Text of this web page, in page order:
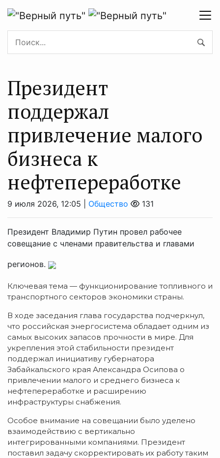
Президент
поддержал
привлечение малого
бизнеса к
нефтепереработке
9 июля 2026, 12:05 | Общество 131
Президент Владимир Путин провел рабочее
совещание с членами правительства и главами
регионов.
Ключевая тема — функционирование топливного и
транспортного секторов экономики страны.
В ходе заседания глава государства подчеркнул,
что российская энергосистема обладает одним из
самых высоких запасов прочности в мире. Для
укрепления этой стабильности президент
поддержал инициативу губернатора
Забайкальского края Александра Осипова о
привлечении малого и среднего бизнеса к
нефтепереработке и расширению
инфраструктуры снабжения.
Особое внимание на совещании было уделено
взаимодействию с вертикально
интегрированными компаниями. Президент
поставил задачу скорректировать их работу таким